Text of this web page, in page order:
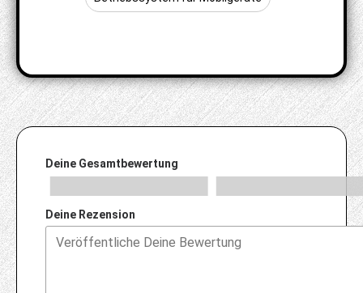
Deine Gesamtbewertung
Deine Rezension